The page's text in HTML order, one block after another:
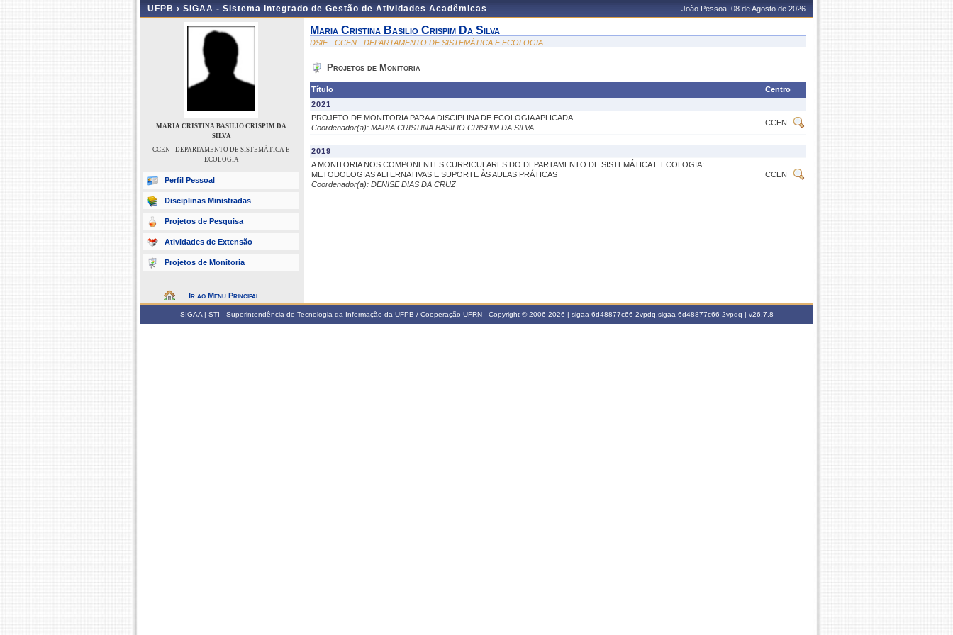
UFPB › SIGAA - Sistema Integrado de Gestão de Atividades Acadêmicas João Pessoa, 08 de Agosto de 2026
MARIA CRISTINA BASILIO CRISPIM DA
SILVA
CCEN - DEPARTAMENTO DE SISTEMÁTICA E
ECOLOGIA
Perfil Pessoal
Disciplinas Ministradas
Projetos de Pesquisa
Atividades de Extensão
Projetos de Monitoria
Ir ao Menu Principal
Maria Cristina Basilio Crispim Da Silva
DSIE - CCEN - DEPARTAMENTO DE SISTEMÁTICA E ECOLOGIA
Projetos de Monitoria
Título
Centro
2021
PROJETO DE MONITORIA PARA A DISCIPLINA DE ECOLOGIA APLICADA
Coordenador(a): MARIA CRISTINA BASILIO CRISPIM DA SILVA
CCEN
2019
A MONITORIA NOS COMPONENTES CURRICULARES DO DEPARTAMENTO DE SISTEMÁTICA E ECOLOGIA:
METODOLOGIAS ALTERNATIVAS E SUPORTE ÀS AULAS PRÁTICAS
Coordenador(a): DENISE DIAS DA CRUZ
CCEN
SIGAA | STI - Superintendência de Tecnologia da Informação da UFPB / Cooperação UFRN - Copyright © 2006-2026 | sigaa-6d48877c66-2vpdq.sigaa-6d48877c66-2vpdq | v26.7.8